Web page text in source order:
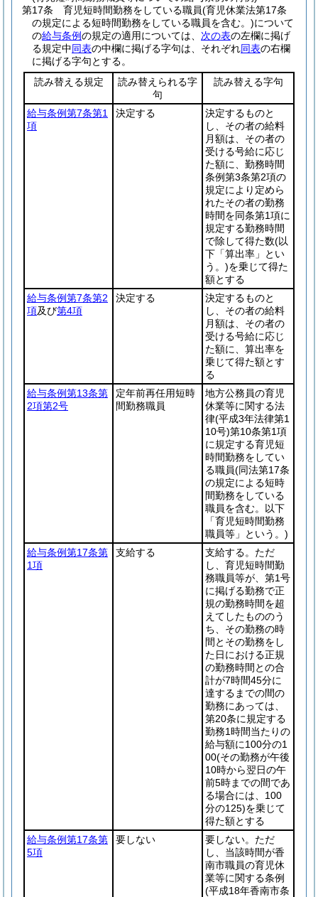
第17条
育児短時間勤務をしている職員(育児休業法第17条
の規定による短時間勤務をしている職員を含む。)について
の給与条例の規定の適用については、 次の表の左欄に掲げ
る規定中同表の中欄に掲げる字句は、それぞれ同表の右欄
に掲げる字句とする。
読み替える規定
読み替えられる字
句
読み替える字句
給与条例第7条第1
項
決定する
決定するものと
し、その者の給料
月額は、その者の
受ける号給に応じ
た額に、勤務時間
条例第3条第2項の
規定により定めら
れたその者の勤務
時間を同条第1項に
規定する勤務時間
で除して得た数(以
下「算出率」とい
う。)を乗じて得た
額とする
給与条例第7条第2
項及び第4項
決定する
決定するものと
し、その者の給料
月額は、その者の
受ける号給に応じ
た額に、算出率を
乗じて得た額とす
る
給与条例第13条第
2項第2号
定年前再任用短時
間勤務職員
地方公務員の育児
休業等に関する法
律(平成3年法律第1
10号)第10条第1項
に規定する育児短
時間勤務をしてい
る職員(同法第17条
の規定による短時
間勤務をしている
職員を含む。以下
「育児短時間勤務
職員等」という。)
給与条例第17条第
1項
支給する
支給する。ただ
し、育児短時間勤
務職員等が、第1号
に掲げる勤務で正
規の勤務時間を超
えてしたもののう
ち、その勤務の時
間とその勤務をし
た日における正規
の勤務時間との合
計が7時間45分に
達するまでの間の
勤務にあっては、
第20条に規定する
勤務1時間当たりの
給与額に100分の1
00(その勤務が午後
10時から翌日の午
前5時までの間であ
る場合には、100
分の125)を乗じて
得た額とする
給与条例第17条第
5項
要しない
要しない。ただ
し、当該時間が香
南市職員の育児休
業等に関する条例
(平成18年香南市条